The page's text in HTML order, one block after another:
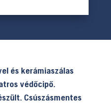
és kerámiaszálas
védőcipő.
Csúszásmentes